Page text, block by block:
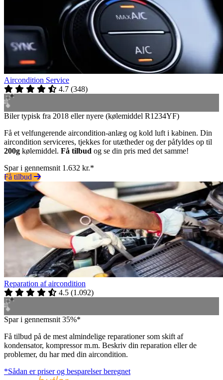
Aircondition Service
4.7 (348)
Biler typisk fra 2018 eller nyere (kølemiddel R1234YF)
Få et velfungerende aircondition-anlæg og kold luft i kabinen. Din
aircondition serviceres, tjekkes for utætheder og der påfyldes op til
200g kølemiddel. Få tilbud og se din pris med det samme!
Spar i gennemsnit 1.632 kr.*
Få tilbud
Reparation af aircondition
4.5 (1.092)
Spar i gennemsnit 35%*
Få tilbud på de mest almindelige reparationer som skift af
kondensator, kompressor m.m. Beskriv din reparation eller de
problemer, du har med din aircondition.
*Sådan er priser og besparelser beregnet